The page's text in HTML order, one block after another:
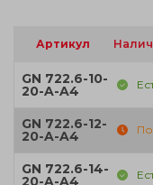
Артикул
GN 722.6-10-
20-A-A4
GN 722.6-12-
20-A-A4
GN 722.6-14-
20-A-A4